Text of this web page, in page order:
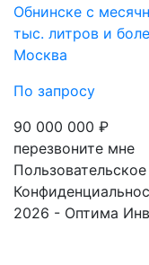
Обнинске с
тыс. литров и
Москва
По запросу
90 000 000 ₽
перезвоните мне
2026 - Оптима